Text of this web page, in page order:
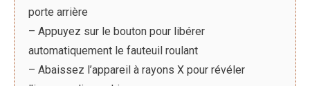
porte arrière
– Appuyez sur le bouton pour libérer
automatiquement le fauteuil roulant
– Abaissez l’appareil à rayons X pour révéler